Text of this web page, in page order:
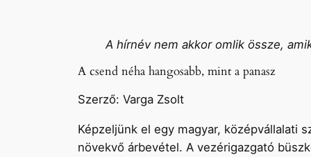
A hírnév nem akkor omlik össze,
A csend néha hangosabb, mint a panasz
Szerző: Varga Zsolt
Képzeljünk el egy magyar, középvállalati
növekvő árbevétel. A vezérigazgató